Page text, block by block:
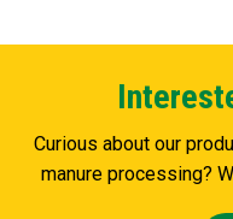
Curious about our
manure processing?